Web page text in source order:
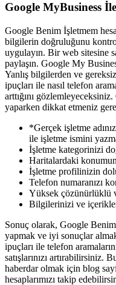
Google MyBusiness
Google Benim İşletmem
bilgilerin doğruluğunu
uygulayın. Bir web sitesine
paylaşın. Google My
Yanlış bilgilerden ve
ipuçları ile nasıl telefon
arttığını
yaparken dikkat etmeniz
*Gerçek işletme
ile işletme ismini
İşletme kategorinizi
Haritalardaki
İşletme profilinizin
Telefon numaranızı
Yüksek çözünürlüklü
Bilgilerinizi ve
Sonuç olarak, Google
yapmak ve iyi sonuçlar
ipuçları ile telefon
satışlarınızı
haberdar olmak için blog
hesaplarımızı takip